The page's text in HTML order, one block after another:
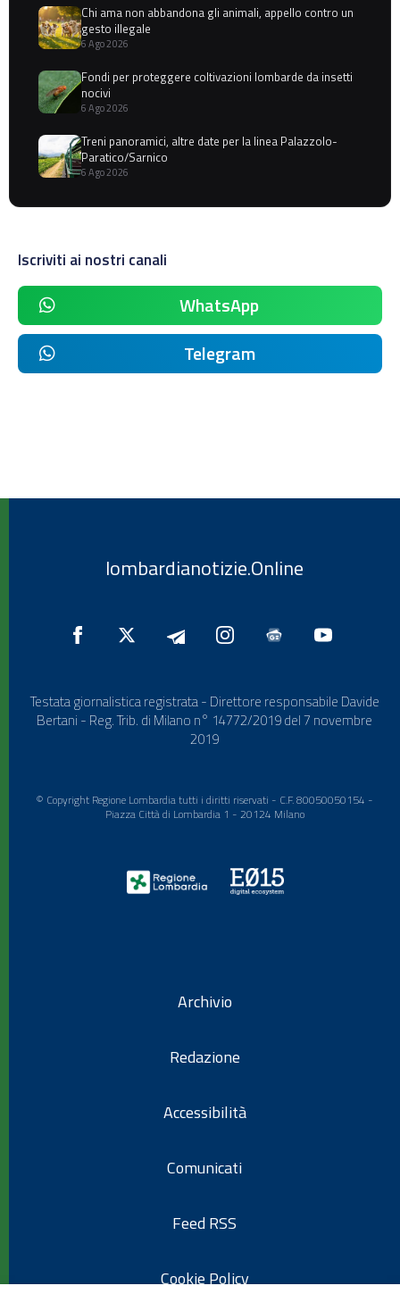
Chi ama non abbandona gli animali, appello contro un
gesto illegale
6 Ago 2026
Fondi per proteggere coltivazioni lombarde da insetti
nocivi
6 Ago 2026
Treni panoramici, altre date per la linea Palazzolo-
Paratico/Sarnico
6 Ago 2026
Iscriviti ai nostri canali
WhatsApp
Telegram
lombardianotizie.Online
Testata giornalistica registrata - Direttore responsabile Davide
Bertani - Reg. Trib. di Milano n° 14772/2019 del 7 novembre
2019
© Copyright Regione Lombardia tutti i diritti riservati - C.F. 80050050154 -
Piazza Città di Lombardia 1 - 20124 Milano
Archivio
Redazione
Accessibilità
Comunicati
Feed RSS
Cookie Policy